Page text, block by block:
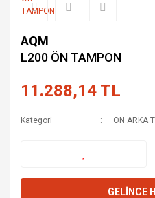
AQM
L200 ÖN TAMPON
11.288,14 TL
Kategori ON ARKA
GELİNCE